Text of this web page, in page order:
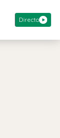
Directo